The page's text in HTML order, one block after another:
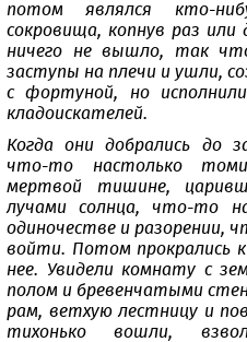
потом являлся кто-
сокровища, копнув раз
ничего не вышло, так
заступы на плечи и ушли,
с фортуной, но
кладоискателей.
Когда они добрались до
что-то настолько
мертвой тишине,
лучами солнца, что-то
одиночестве и разорении,
войти. Потом прокрались к
нее. Увидели комнату с
полом и бревенчатыми
рам, ветхую лестницу и
тихонько вошли,